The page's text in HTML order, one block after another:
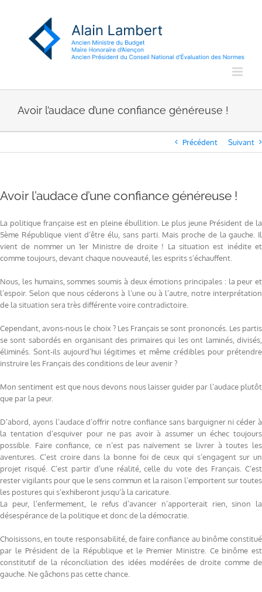
Avoir l’audace d’une confiance généreuse !
Précédent Suivant
Avoir l’audace d’une confiance généreuse !
La politique française est en pleine ébullition. Le plus jeune Président de la
5ème République vient d’être élu, sans parti. Mais proche de la gauche. Il
vient de nommer un 1er Ministre de droite ! La situation est inédite et
comme toujours, devant chaque nouveauté, les esprits s’échauffent.
Nous, les humains, sommes soumis à deux émotions principales : la peur et
l’espoir. Selon que nous céderons à l’une ou à l’autre, notre interprétation
de la situation sera très différente voire contradictoire.
Cependant, avons-nous le choix ? Les Français se sont prononcés. Les partis
se sont sabordés en organisant des primaires qui les ont laminés, divisés,
éliminés. Sont-ils aujourd’hui légitimes et même crédibles pour prétendre
instruire les Français des conditions de leur avenir ?
Mon sentiment est que nous devons nous laisser guider par l’audace plutôt
que par la peur.
D’abord, ayons l’audace d’offrir notre confiance sans barguigner ni céder à
la tentation d’esquiver pour ne pas avoir à assumer un échec toujours
possible. Faire confiance, ce n’est pas naïvement se livrer à toutes les
aventures. C’est croire dans la bonne foi de ceux qui s’engagent sur un
projet risqué. C’est partir d’une réalité, celle du vote des Français. C’est
rester vigilants pour que le sens commun et la raison l’emportent sur toutes
les postures qui s’exhiberont jusqu’à la caricature.
La peur, l’enfermement, le refus d’avancer n’apporterait rien, sinon la
désespérance de la politique et donc de la démocratie.
Choisissons, en toute responsabilité, de faire confiance au binôme constitué
par le Président de la République et le Premier Ministre. Ce binôme est
constitutif de la réconciliation des idées modérées de droite comme de
gauche. Ne gâchons pas cette chance.